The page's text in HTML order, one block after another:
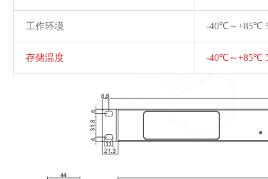
工作环境 -40℃～+85℃
存储温度 -40℃～+85℃